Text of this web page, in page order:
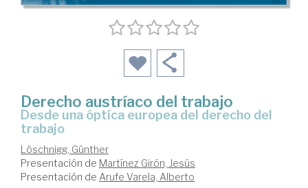
Derecho austríaco del trabajo
desde una óptica europea del derecho del
trabajo
Löschnigg, Günther
Presentación de Martínez Girón, Jesús
Presentación de Arufe Varela, Alberto